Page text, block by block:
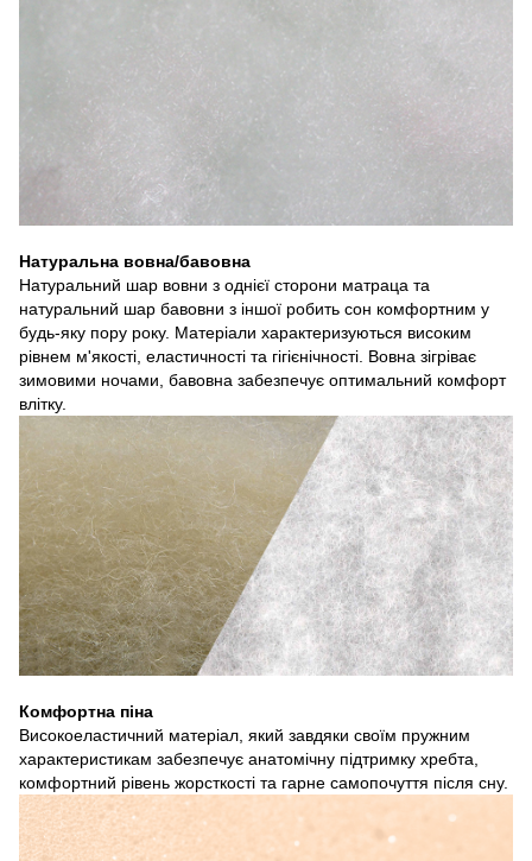
Натуральна вовна/бавовна
Натуральний шар вовни з однієї сторони матраца та
натуральний шар бавовни з іншої робить сон комфортним у
будь-яку пору року. Матеріали характеризуються високим
рівнем м'якості, еластичності та гігієнічності. Вовна зігріває
зимовими ночами, бавовна забезпечує оптимальний комфорт
влітку.
Комфортна піна
Високоеластичний матеріал, який завдяки своїм пружним
характеристикам забезпечує анатомічну підтримку хребта,
комфортний рівень жорсткості та гарне самопочуття після сну.